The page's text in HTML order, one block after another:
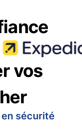
vos
sécurité